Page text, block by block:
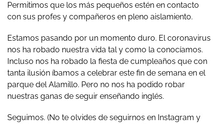
Permitimos que los más pequeños estén en contacto
con sus profes y compañeros en pleno aislamiento.
Estamos pasando por un momento duro. El coronavirus
nos ha robado nuestra vida tal y como la conocíamos.
Incluso nos ha robado la fiesta de cumpleaños que con
tanta ilusión íbamos a celebrar este fin de semana en el
parque del Alamillo. Pero no nos ha podido robar
nuestras ganas de seguir enseñando inglés.
Seguimos. (No te olvides de seguirnos en Instagram y